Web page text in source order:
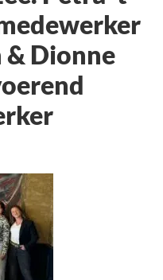
& Dionne